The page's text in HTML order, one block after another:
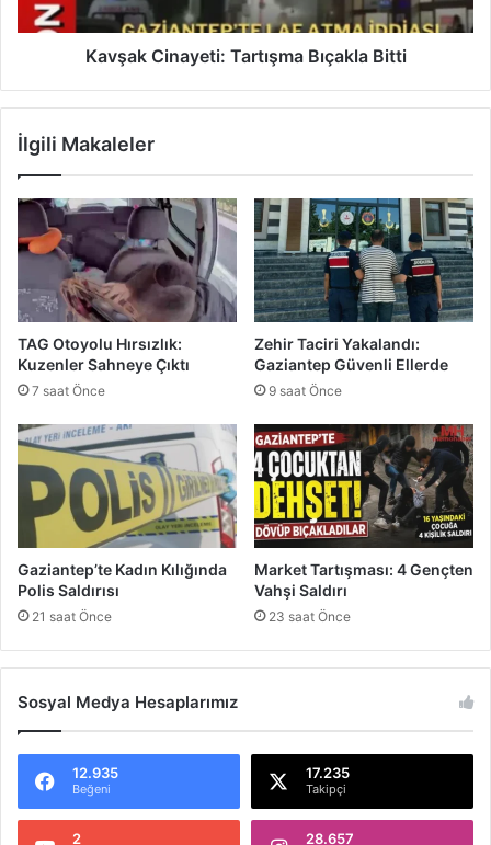
p
l
a
ş
e
r
i
y
o
n
r
t
ş
a
B
ı
ç
a
k
t
t
Kavşak Cinayeti: Tartışma Bıçakla Bitti
İlgili Makaleler
TAG Otoyolu Hırsızlık:
Kuzenler Sahneye Çıktı
7 saat Önce
Zehir Taciri Yakalandı:
Gaziantep Güvenli Ellerde
9 saat Önce
Gaziantep’te Kadın Kılığında
Polis Saldırısı
21 saat Önce
Market Tartışması: 4 Gençten
Vahşi Saldırı
23 saat Önce
Sosyal Medya Hesaplarımız
12.935
Beğeni
17.235
Takipçi
2 28.657